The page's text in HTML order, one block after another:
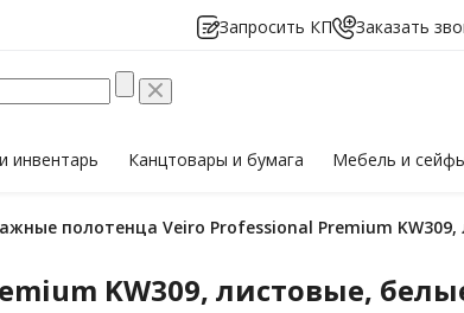
Запросить КП Заказать
и инвентарь Канцтовары и бумага Мебельи
полотенца Veiro Professional Premium
KW309, листовые,